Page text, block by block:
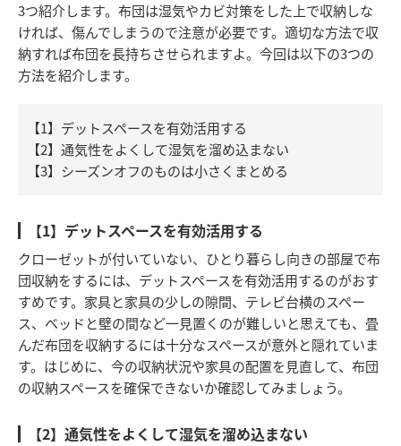
3つ紹介します。布団は湿気やカビ対策をした上で収納しな
ければ、傷んでしまうので注意が必要です。適切な方法で収
納すれば布団を長持ちさせられますよ。今回は以下の3つの
方法を紹介します。
【1】デットスペースを有効活用する
【2】通気性をよくして湿気を溜め込まない
【3】シーズンオフのものは小さくまとめる
【1】デットスペースを有効活用する
クローゼットが付いていない、ひとり暮らし向きの部屋で布
団収納をするには、デットスペースを有効活用するのがおす
すめです。家具と家具の少しの隙間、テレビ台横のスペー
ス、ベッドと壁の間など一見置くのが難しいと思えても、畳
んだ布団を収納するには十分なスペースが意外と隠れていま
す。はじめに、今の収納状況や家具の配置を見直して、布団
の収納スペースを確保できないか確認してみましょう。
【2】通気性をよくして湿気を溜め込まない